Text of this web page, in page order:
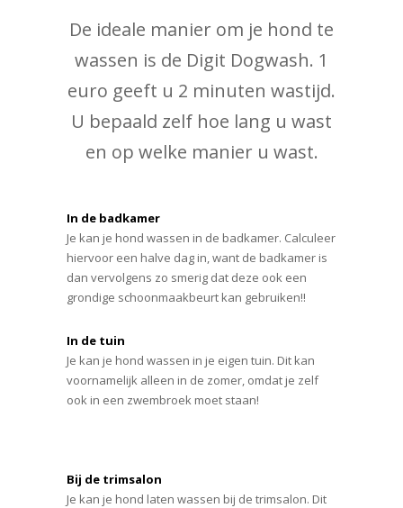
De ideale manier om je hond te
wassen is de Digit Dogwash. 1
euro geeft u 2 minuten wastijd.
U bepaald zelf hoe lang u wast
en op welke manier u wast.
In de badkamer
Je kan je hond wassen in de badkamer. Calculeer
hiervoor een halve dag in, want de badkamer is
dan vervolgens zo smerig dat deze ook een
grondige schoonmaakbeurt kan gebruiken!!
In de tuin
Je kan je hond wassen in je eigen tuin. Dit kan
voornamelijk alleen in de zomer, omdat je zelf
ook in een zwembroek moet staan!
Bij de trimsalon
Je kan je hond laten wassen bij de trimsalon. Dit